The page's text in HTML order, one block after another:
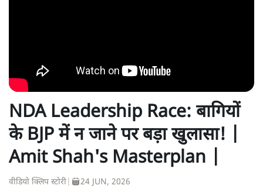
NDA Leadership Race: बागियों
के BJP में न जाने पर बड़ा खुलासा! |
Amit Shah's Masterplan |
वीडियो क्लिप स्टोरी 24 JUN, 2026